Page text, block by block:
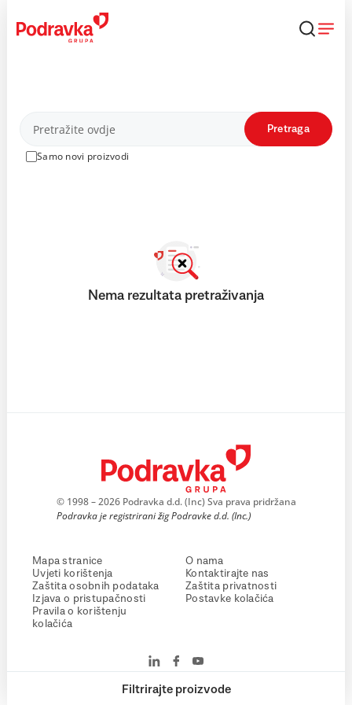
content
Proizvodi
Samo novi proizvodi
Pretraga
Filtrirajte proizvode
Nema rezultata pretraživanja
© 1998 – 2026 Podravka d.d. (Inc) Sva prava pridržana
Podravka je registrirani žig Podravke d.d. (Inc.)
Mapa stranice
Uvjeti korištenja
Zaštita osobnih podataka
Izjava o pristupačnosti
Pravila o korištenju
kolačića
O nama
Kontaktirajte nas
Zaštita privatnosti
Postavke kolačića